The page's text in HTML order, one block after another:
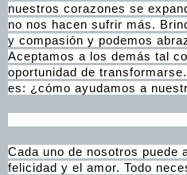
nuestros corazones se
no nos hacen sufrir más.
y compasión y podemos
Aceptamos a los demás tal
oportunidad de
es: ¿cómo ayudamos a
Cada uno de nosotros puede
felicidad y el amor. Todo